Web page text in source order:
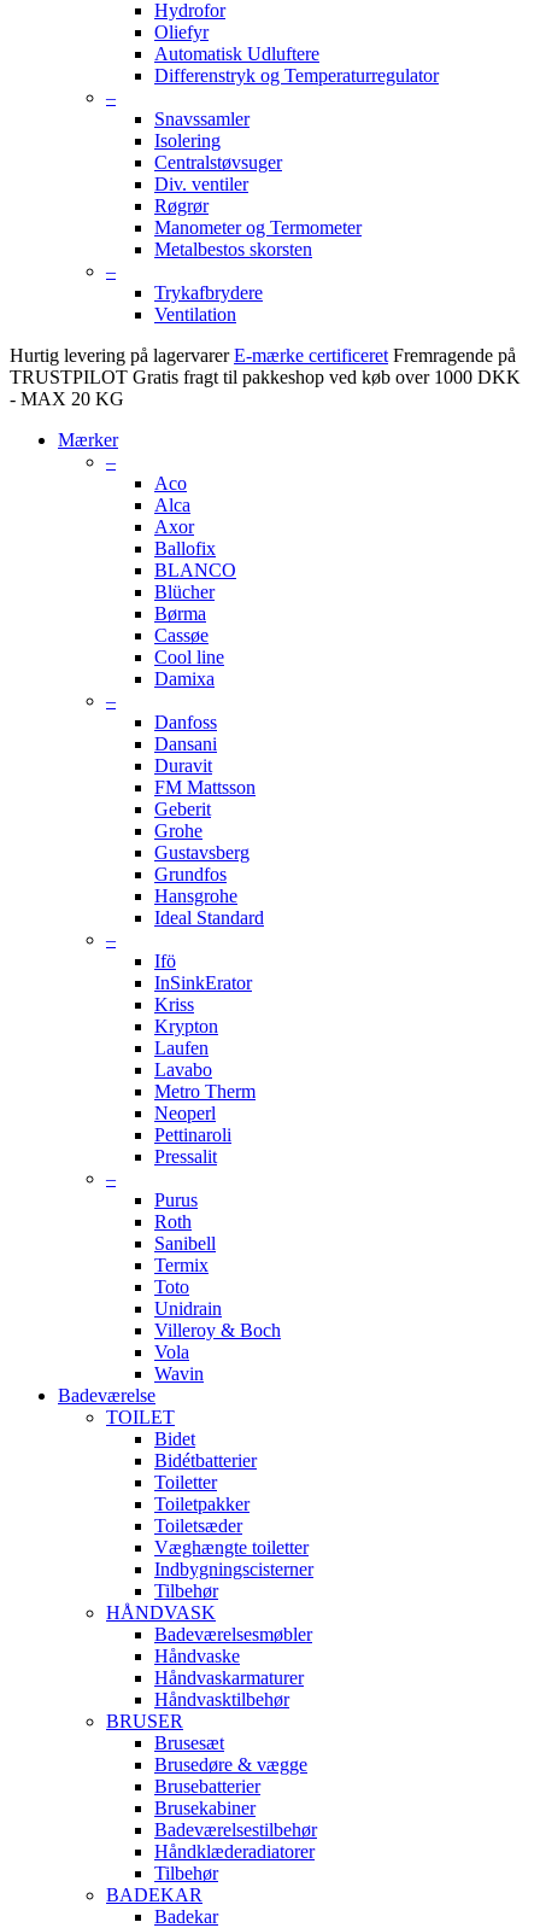
Hydrofor
Oliefyr
Automatisk Udluftere
Differenstryk og Temperaturregulator
–
Snavssamler
Isolering
Centralstøvsuger
Div. ventiler
Røgrør
Manometer og Termometer
Metalbestos skorsten
–
Trykafbrydere
Ventilation
Hurtig levering på lagervarer E-mærke certificeret Fremragende på
TRUSTPILOT Gratis fragt til pakkeshop ved køb over 1000 DKK
- MAX 20 KG
Mærker
–
Aco
Alca
Axor
Ballofix
BLANCO
Blücher
Børma
Cassøe
Cool line
Damixa
–
Danfoss
Dansani
Duravit
FM Mattsson
Geberit
Grohe
Gustavsberg
Grundfos
Hansgrohe
Ideal Standard
–
Ifö
InSinkErator
Kriss
Krypton
Laufen
Lavabo
Metro Therm
Neoperl
Pettinaroli
Pressalit
–
Purus
Roth
Sanibell
Termix
Toto
Unidrain
Villeroy & Boch
Vola
Wavin
Badeværelse
TOILET
Bidet
Bidétbatterier
Toiletter
Toiletpakker
Toiletsæder
Væghængte toiletter
Indbygningscisterner
Tilbehør
HÅNDVASK
Badeværelsesmøbler
Håndvaske
Håndvaskarmaturer
Håndvasktilbehør
BRUSER
Brusesæt
Brusedøre & vægge
Brusebatterier
Brusekabiner
Badeværelsestilbehør
Håndklæderadiatorer
Tilbehør
BADEKAR
Badekar